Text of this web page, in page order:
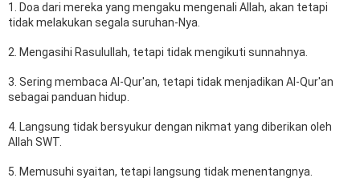
1. Doa dari mereka yang mengaku mengenali Allah, akan tetapi
tidak melakukan segala suruhan-Nya.
2. Mengasihi Rasulullah, tetapi tidak mengikuti sunnahnya.
3. Sering membaca Al-Qur'an, tetapi tidak menjadikan Al-Qur'an
sebagai panduan hidup.
4. Langsung tidak bersyukur dengan nikmat yang diberikan oleh
Allah SWT.
5. Memusuhi syaitan, tetapi langsung tidak menentangnya.